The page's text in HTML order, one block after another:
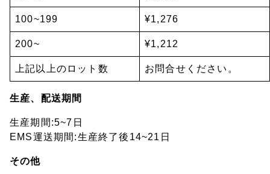
100~199 ¥1,276
200~ ¥1,212
上記以上のロット数 お問合せください。
生産、配送期間
生産期間:5~7日
EMS運送期間:生産終了後14~21日
その他